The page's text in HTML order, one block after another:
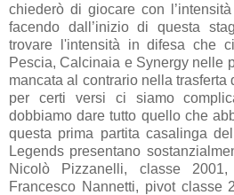
chiederò di giocare con
facendo dall’inizio di questa
trovare l'intensità in difesa che
Pescia, Calcinaia e Synergy nelle
mancata al contrario nella
per certi versi ci siamo
dobbiamo dare tutto quello che
questa prima partita casalinga
Legends presentano
Nicolò Pizzanelli, classe
Francesco Nannetti, pivot classe